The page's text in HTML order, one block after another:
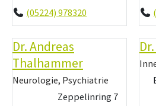
(05224) 978320
Dr. Andreas
Thalhammer
Neurologie, Psychiatrie
Zeppelinring 7